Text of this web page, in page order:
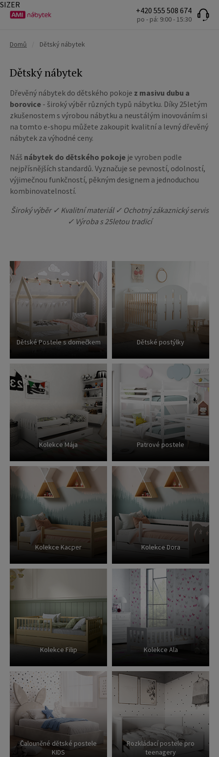
+420 555 508 674
po - pá: 9:00 - 15:30
Domů Dětský nábytek
Dětský nábytek
Dřevěný nábytek do dětského pokoje z masivu dubu a
borovice - široký výběr různých typů nábytku. Díky 25letým
zkušenostem s výrobou nábytku a neustálým inovováním si
na tomto e-shopu můžete zakoupit kvalitní a levný dřevěný
nábytek za výhodné ceny.
Náš nábytek do dětského pokoje je vyroben podle
nejpřísnějších standardů. Vyznačuje se pevností, odolností,
výjimečnou funkčností, pěkným designem a jednoduchou
kombinovatelností.
Široký výběr ✓ Kvalitní materiál ✓ Ochotný zákaznický servis
✓ Výroba s 25letou tradicí
Dětské Postele s domečkem Dětské postýlky
Kolekce Mája Patrové postele
Kolekce Kacper Kolekce Dora
Kolekce Filip Kolekce Ala
Čalouněné dětské postele
KIDS
Rozkládací postele pro
teenagery
SIZER